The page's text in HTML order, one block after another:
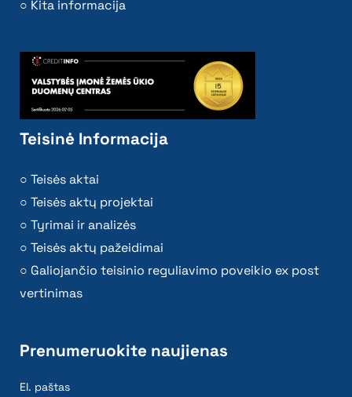
Kita informacija
Teisinė Informacija
Teisės aktai
Teisės aktų projektai
Tyrimai ir analizės
Teisės aktų pažeidimai
Galiojančio teisinio reguliavimo poveikio ex post
vertinimas
Prenumeruokite naujienas
El. paštas